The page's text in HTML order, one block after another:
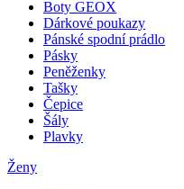
Boty GEOX
Dárkové poukazy
Pánské spodní prádlo
Pásky
Peněženky
Tašky
Čepice
Šály
Plavky
Ženy